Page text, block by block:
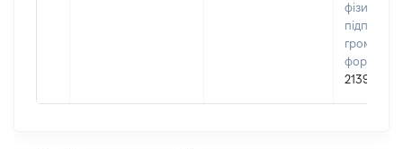
фізичних
21398952